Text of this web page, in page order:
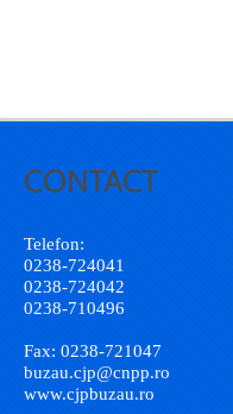
Telefon:
0238-724041
0238-724042
0238-710496
Fax: 0238-721047
buzau.cjp@cnpp.ro
www.cjpbuzau.ro